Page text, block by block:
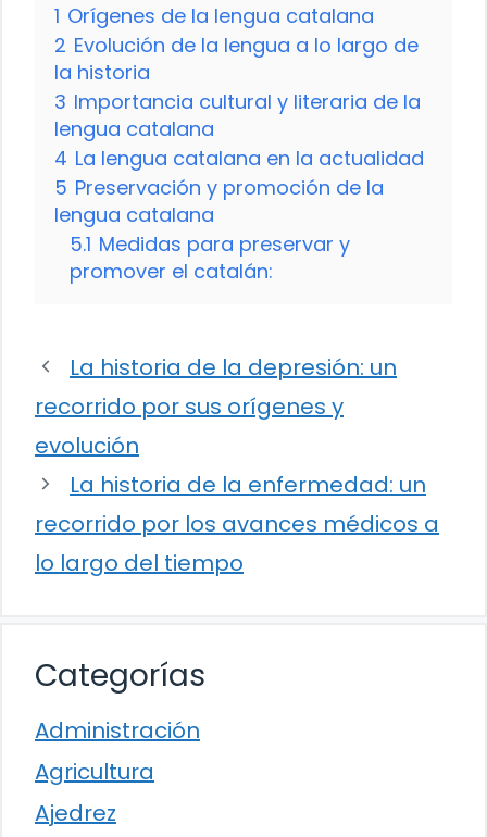
1 Orígenes de la lengua catalana
2 Evolución de la lengua a lo largo de
la historia
3 Importancia cultural y literaria de la
lengua catalana
4 La lengua catalana en la actualidad
5 Preservación y promoción de la
lengua catalana
5.1 Medidas para preservar y
promover el catalán:
La historia de la depresión: un
recorrido por sus orígenes y
evolución
La historia de la enfermedad: un
recorrido por los avances médicos a
lo largo del tiempo
Categorías
Administración
Agricultura
Ajedrez